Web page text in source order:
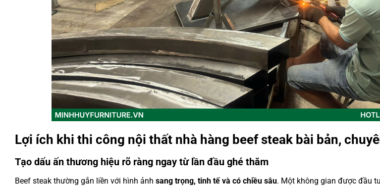
Lợi ích khi thi công nội thất nhà hàng beef steak bài bản,
Tạo dấu ấn thương hiệu rõ ràng ngay từ lần đầu ghé thăm
Beef steak thường gắn liền với hình ảnh sang trọng, tinh tế và có chiều sâu. Một không gian được đầu